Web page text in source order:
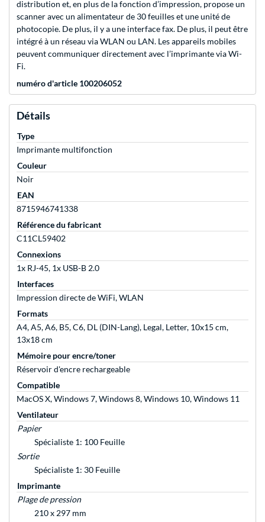
distribution et, en plus de la fonction d’impression, propose un
scanner avec un alimentateur de 30 feuilles et une unité de
photocopie. De plus, il y a une interface fax. De plus, il peut être
intégré à un réseau via WLAN ou LAN. Les appareils mobiles
peuvent communiquer directement avec l’imprimante via Wi-
Fi.
numéro d'article 100206052
Détails
Type
Imprimante multifonction
Couleur
Noir
EAN
8715946741338
Référence du fabricant
C11CL59402
Connexions
1x RJ-45, 1x USB-B 2.0
Interfaces
Impression directe de WiFi, WLAN
Formats
A4, A5, A6, B5, C6, DL (DIN-Lang), Legal, Letter, 10x15 cm,
13x18 cm
Mémoire pour encre/toner
Réservoir d'encre rechargeable
Compatible
MacOS X, Windows 7, Windows 8, Windows 10, Windows 11
Ventilateur
Papier
Spécialiste 1: 100 Feuille
Sortie
Spécialiste 1: 30 Feuille
Imprimante
Plage de pression
210 x 297 mm